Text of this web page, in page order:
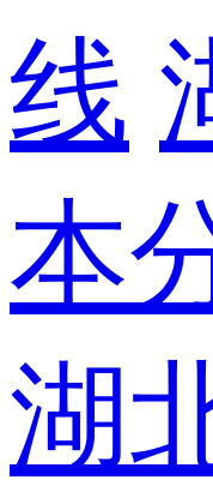
线
本
湖